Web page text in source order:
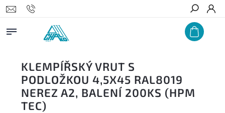
Hledat
KLEMPÍŘSKÝ VRUT S
PODLOŽKOU 4,5X45 RAL8019
NEREZ A2, BALENÍ 200KS (HPM
TEC)